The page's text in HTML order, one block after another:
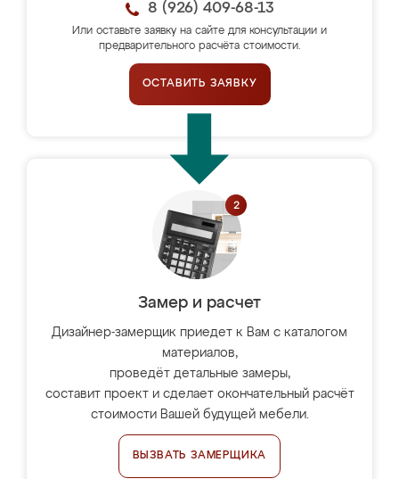
8 (926) 409-68-13
Или оставьте заявку на сайте для консультации и
предварительного расчёта стоимости.
ОСТАВИТЬ ЗАЯВКУ
Замер и расчет
Дизайнер-замерщик приедет к Вам с каталогом
материалов,
проведёт детальные замеры,
составит проект и сделает окончательный расчёт
стоимости Вашей будущей мебели.
ВЫЗВАТЬ ЗАМЕРЩИКА